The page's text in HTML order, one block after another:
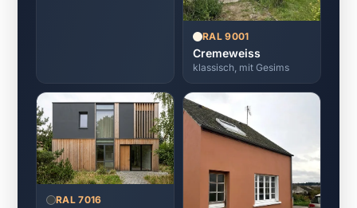
RAL 9001
Cremeweiss
klassisch, mit Gesims
RAL 7016